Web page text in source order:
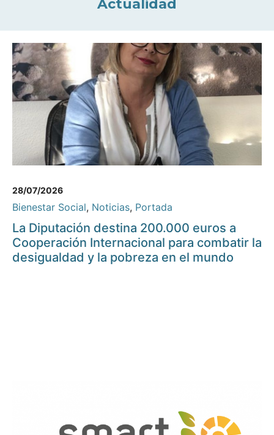
Actualidad
28/07/2026
Bienestar Social, Noticias, Portada
La Diputación destina 200.000 euros a
Cooperación Internacional para combatir la
desigualdad y la pobreza en el mundo